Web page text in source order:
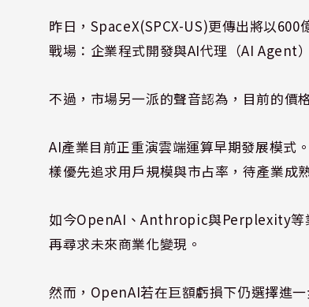
昨日，SpaceX(SPCX-US)更傳出將以
戰場：企業程式開發與AI代理（AI Agent
不過，市場另一派的聲音認為，目前的價
AI產業目前正重演雲端運算早期發展模
樣優先追求用戶規模與市占率，待產業成
如今OpenAI、Anthropic與Perplexity等
再尋求未來商業化變現。
然而，OpenAI若在巨額虧損下仍選擇進